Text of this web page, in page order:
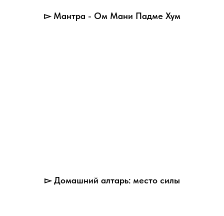
▻ Мантра - Ом Мани Падме Хум
▻ Домашний алтарь: место силы